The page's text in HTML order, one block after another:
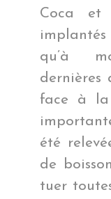
Coca et
qu’à
dernières
face à la
été
de
tuer